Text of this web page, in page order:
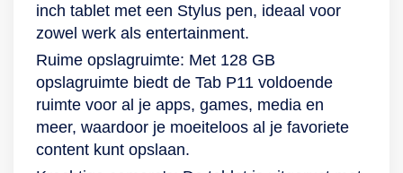
inch tablet met een Stylus pen, ideaal voor
zowel werk als entertainment.
Ruime opslagruimte: Met 128 GB
opslagruimte biedt de Tab P11 voldoende
ruimte voor al je apps, games, media en
meer, waardoor je moeiteloos al je favoriete
content kunt opslaan.